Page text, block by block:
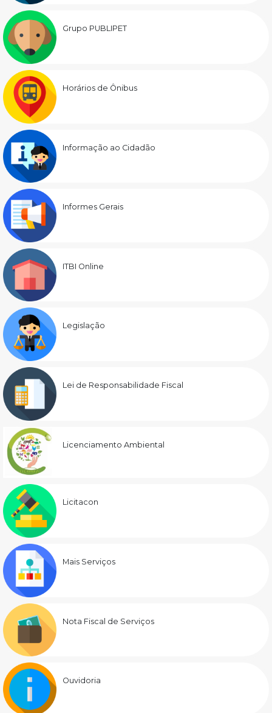
Grupo PUBLIPET
Horários de Ônibus
Informação ao Cidadão
Informes Gerais
ITBI Online
Legislação
Lei de Responsabilidade Fiscal
Licenciamento Ambiental
Licitacon
Mais Serviços
Nota Fiscal de Serviços
Ouvidoria